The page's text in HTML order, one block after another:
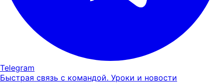
Telegram
Быстрая связь с командой. Уроки и новости